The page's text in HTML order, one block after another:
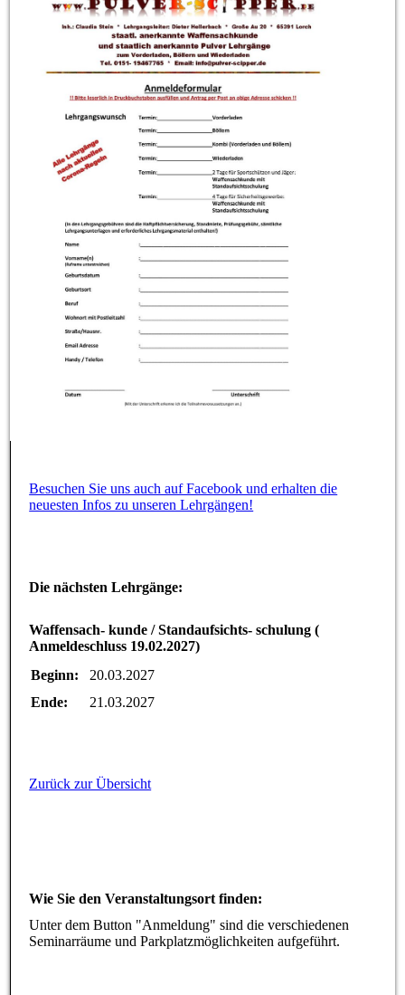
Besuchen Sie uns auch auf Facebook und erhalten die
neuesten Infos zu unseren Lehrgängen!
Die nächsten Lehrgänge:
Waffensach- kunde / Standaufsichts- schulung (
Anmeldeschluss 19.02.2027)
Beginn:
20.03.2027
Ende:
21.03.2027
Zurück zur Übersicht
Wie Sie den Veranstaltungsort finden:
Unter dem Button "Anmeldung" sind die verschiedenen
Seminarräume und Parkplatzmöglichkeiten aufgeführt.